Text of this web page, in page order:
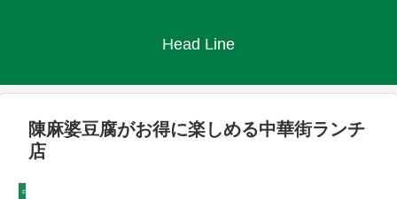
Head Line
陳麻婆豆腐がお得に楽しめる中華街ランチ
店
中華街グルメ